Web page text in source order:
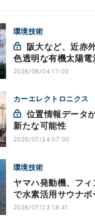
環境技術
色透明な有機太陽電
2026/08/04 17:03
カーエレクトロニクス
新たな可能性
2026/07/24 07:00
環境技術
ヤマハ発動機、フ
で水素活用サウナ
2026/07/23 18:41